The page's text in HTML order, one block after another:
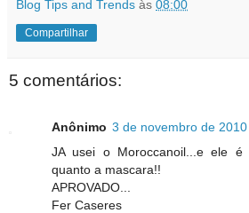
Blog Tips and Trends às 08:00
Compartilhar
5 comentários:
Anônimo 3 de novembro de
JA usei o Moroccanoil...e ele é
quanto a mascara!!
APROVADO...
Fer Caseres